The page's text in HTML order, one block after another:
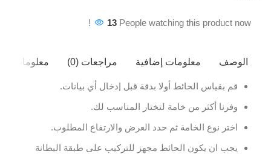
13 People watching this product now!
الوصف معلومات إضافية مراجعات (0) معلومات
قم بقياس الحائط أولا بدقة قبل إدخال أي بيانات.
وفرنا أكثر من خامة لتختار المناسب لك.
اختر نوع الخامة ثم حدد العرض والارتفاع المطلوب.
يجب ان يكون الحائط مجهز للتركيب على طبقة البطانة